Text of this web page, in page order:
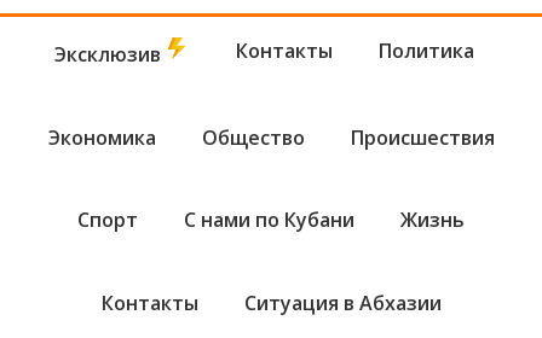
Эксклюзив Контакты Политика
Экономика Общество Происшествия
Спорт С нами по Кубани Жизнь
Контакты Ситуация в Абхазии